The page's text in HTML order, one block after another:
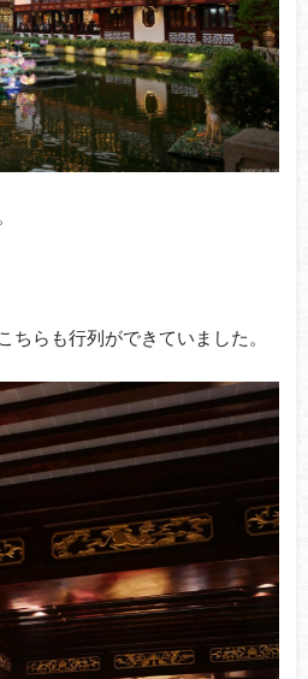
ちらも行列ができていました。